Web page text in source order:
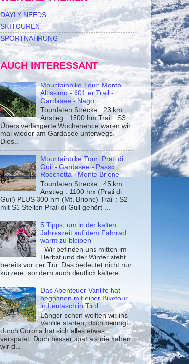
DAYLY NEEDS
SKITOUREN
SPORTNAHRUNG
AUCH INTERESSANT
Mountainbike Tour: Monte
Altissimo - 601 er Trail -
Gardasee - Nago
Tourdaten Strecke : 23 km
Anstieg : 1500 hm Trail : S3
Übers verlängerte Wochenende waren wir
mal wieder am Gardasee unterwegs.
Dies...
Mountainbike Tour: Prati di
Guil - Gardasee - Passo
Rocchetta - Monte Brione
Tourdaten Strecke : 45 km
Anstieg : 1100 hm (Prati di
Guil) PLUS 300 hm (Mt. Brione) Trail : S2
mit S3 Stellen Prati di Guil gehört ...
5 Tipps, um in der kalten
Jahreszeit auf dem Fahrrad
warm zu bleiben
Wir befinden uns mitten im
Herbst und der Winter steht
bereits vor der Tür. Das bedeutet nicht nur
kürzere, sondern auch deutlich kältere ...
Das Abenteuer Vanlife hat
begonnen mit einer Biketour
in Leutasch in Tirol
Länger schon wollten wir ins
Vanlife starten, doch bedingt
durch Corona hat sich alles etwas
verspätet. Doch besser spät als nie haben
wir d...